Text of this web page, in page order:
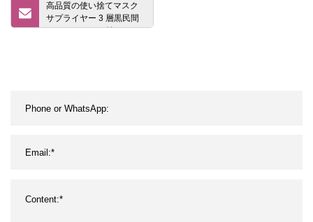
高品質の使い捨てマスク
サプライヤー 3 層黒民間
フェイスマスク付き